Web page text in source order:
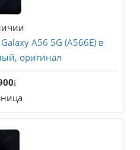
A56 5G (A566E) в
оригинал